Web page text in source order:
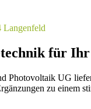
Langenfeld
für
Photovoltaik UG
zu einem